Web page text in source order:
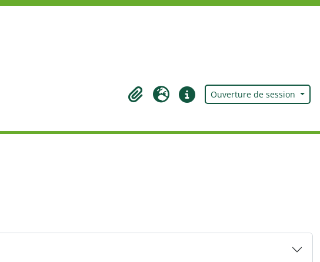
Presse-papier
LangueLiens rapidesOuverture de session